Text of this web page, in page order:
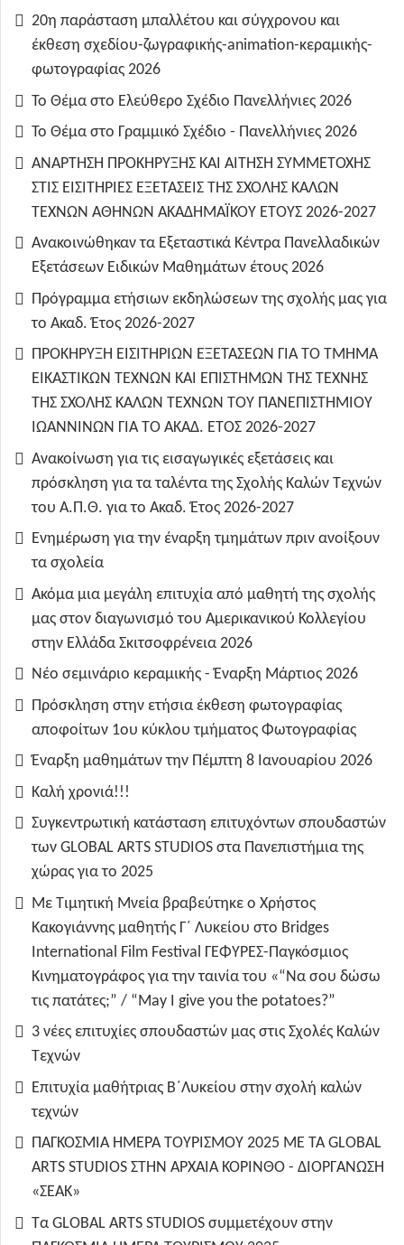
20η παράσταση μπαλλέτου και σύγχρονου και
έκθεση σχεδίου-ζωγραφικής-animation-κεραμικής-
φωτογραφίας 2026
Το Θέμα στο Ελεύθερο Σχέδιο Πανελλήνιες 2026
Το Θέμα στο Γραμμικό Σχέδιο - Πανελλήνιες 2026
ΑΝΑΡΤΗΣΗ ΠΡΟΚΗΡΥΞΗΣ ΚΑΙ ΑΙΤΗΣΗ ΣΥΜΜΕΤΟΧΗΣ
ΣΤΙΣ ΕΙΣΙΤΗΡΙΕΣ ΕΞΕΤΑΣΕΙΣ ΤΗΣ ΣΧΟΛΗΣ ΚΑΛΩΝ
ΤΕΧΝΩΝ ΑΘΗΝΩΝ ΑΚΑΔΗΜΑΪΚΟΥ ΕΤΟΥΣ 2026-2027
Ανακοινώθηκαν τα Εξεταστικά Κέντρα Πανελλαδικών
Εξετάσεων Ειδικών Μαθημάτων έτους 2026
Πρόγραμμα ετήσιων εκδηλώσεων της σχολής μας για
το Ακαδ. Έτος 2026-2027
ΠΡΟΚΗΡΥΞΗ ΕΙΣΙΤΗΡΙΩΝ ΕΞΕΤΑΣΕΩΝ ΓΙΑ ΤO TMHMA
ΕΙΚΑΣΤΙΚΩΝ ΤΕΧΝΩΝ ΚΑΙ ΕΠΙΣΤΗΜΩΝ ΤΗΣ ΤΕΧΝΗΣ
ΤΗΣ ΣΧΟΛΗΣ ΚΑΛΩΝ ΤΕΧΝΩΝ ΤΟΥ ΠΑΝΕΠΙΣΤΗΜΙΟΥ
ΙΩΑΝΝΙΝΩΝ ΓΙΑ ΤΟ ΑΚΑΔ. ΕΤΟΣ 2026-2027
Ανακοίνωση για τις εισαγωγικές εξετάσεις και
πρόσκληση για τα ταλέντα της Σχολής Καλών Τεχνών
του Α.Π.Θ. για το Ακαδ. Έτος 2026-2027
Ενημέρωση για την έναρξη τμημάτων πριν ανοίξουν
τα σχολεία
Ακόμα μια μεγάλη επιτυχία από μαθητή της σχολής
μας στον διαγωνισμό του Αμερικανικού Κολλεγίου
στην Ελλάδα Σκιτσοφρένεια 2026
Νέο σεμινάριο κεραμικής - Έναρξη Μάρτιος 2026
Πρόσκληση στην ετήσια έκθεση φωτογραφίας
αποφοίτων 1ου κύκλου τμήματος Φωτογραφίας
Έναρξη μαθημάτων την Πέμπτη 8 Ιανουαρίου 2026
Καλή χρονιά!!!
Συγκεντρωτική κατάσταση επιτυχόντων σπουδαστών
των GLOBAL ARTS STUDIOS στα Πανεπιστήμια της
χώρας για το 2025
Με Τιμητική Μνεία βραβεύτηκε ο Χρήστος
Κακογιάννης μαθητής Γ΄ Λυκείου στο Bridges
International Film Festival ΓΕΦΥΡΕΣ-Παγκόσμιος
Κινηματογράφος για την ταινία του «“Να σου δώσω
τις πατάτες;” / “May I give you the potatoes?”
3 νέες επιτυχίες σπουδαστών μας στις Σχολές Καλών
Τεχνών
Επιτυχία μαθήτριας Β΄Λυκείου στην σχολή καλών
τεχνών
ΠΑΓΚΟΣΜΙΑ ΗΜΕΡΑ ΤΟΥΡΙΣΜΟΥ 2025 ΜΕ ΤΑ GLOBAL
ARTS STUDIOS ΣΤΗΝ ΑΡΧΑΙΑ ΚΟΡΙΝΘΟ - ΔΙΟΡΓΑΝΩΣΗ
«ΣΕΑΚ»
Τα GLOBAL ARTS STUDIOS συμμετέχουν στην